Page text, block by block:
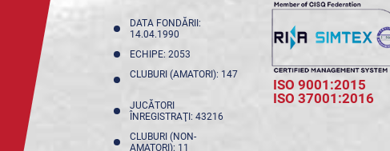
DATA FONDĂRII:
14.04.1990
ECHIPE: 2053
CLUBURI (AMATORI): 147
JUCĂTORI
ÎNREGISTRAŢI: 43216
CLUBURI (NON-
AMATORI): 11
ISO 9001:2015
ISO 37001:2016